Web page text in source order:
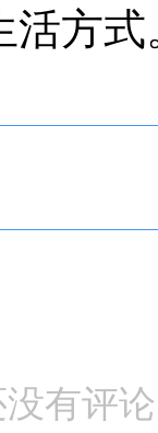
活方式
有评